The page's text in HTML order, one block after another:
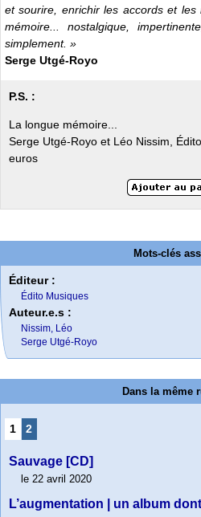
et sourire, enrichir les accords et
mémoire... nostalgique,
simplement. »
Serge Utgé-Royo
P.S. :
La longue mémoire...
Serge Utgé-Royo et Léo Nissim,
euros
Mots-clés
Éditeur :
Édito Musiques
Auteur.e.s :
Nissim, Léo
Serge Utgé-Royo
Dans la même
1 2
Sauvage [CD]
le 22 avril 2020
L’augmentation | un album